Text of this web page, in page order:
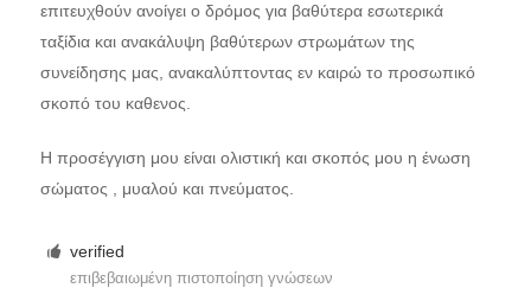
επιτευχθούν ανοίγει ο δρόμος για βαθύτερα εσωτερικά
ταξίδια και ανακάλυψη βαθύτερων στρωμάτων της
συνείδησης μας, ανακαλύπτοντας εν καιρώ το προσωπικό
σκοπό του καθενος.
Η προσέγγιση μου είναι ολιστική και σκοπός μου η ένωση
σώματος , μυαλού και πνεύματος.
verified
επιβεβαιωμένη πιστοποίηση γνώσεων